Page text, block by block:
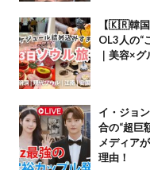
【🇰🇷韓
OL3人の“
｜美容×
イ・ジョ
合の“超
メディア
理由！